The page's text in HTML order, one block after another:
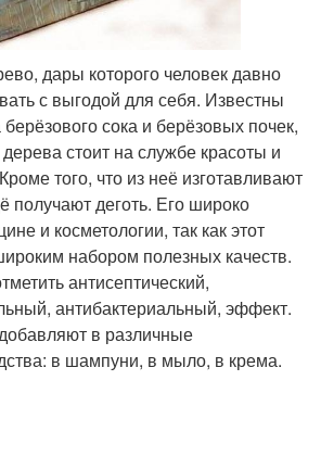
дары которого человек давно
с выгодой для себя. Известны
сока и берёзовых почек,
стоит на службе красоты и
того, что из неё изготавливают
получают деготь. Его широко
и косметологии, так как этот
набором полезных качеств.
антисептический,
антибактериальный, эффект.
в различные
в шампуни, в мыло, в крема.